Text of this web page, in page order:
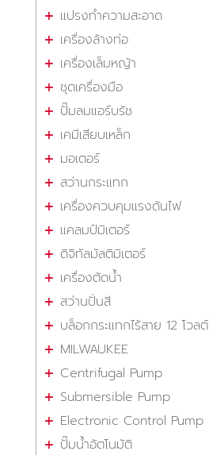
แปรงทำความสะอาด
เครื่องล้างท่อ
เครื่องเล็มหญ้า
ชุดเครื่องมือ
ปั๊มลมแอร์บรัช
เคมีเสียบเหล็ก
มอเตอร์
สว่านกระแทก
เครื่องควบคุมแรงดันไฟ
แคลมป์มิเตอร์
ดิจิทัลมัลติมิเตอร์
เครื่องตัดน้ำ
สว่านปั่นสี
บล็อกกระแทกไร้สาย 12 โวลต์
MILWAUKEE
Centrifugal Pump
Submersible Pump
Electronic Control Pump
ปั๊มน้ำอัตโนมัติ